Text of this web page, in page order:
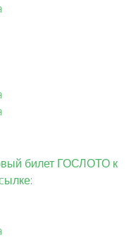
билет ГОСЛОТО к